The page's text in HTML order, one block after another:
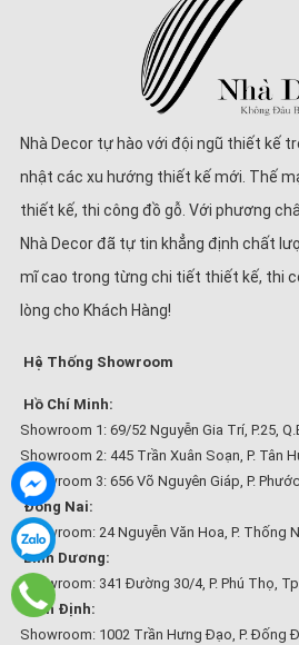
Nhà Decor tự hào với đội ngũ thiết kế
nhật các xu hướng thiết kế mới. Thế
thiết kế, thi công đồ gỗ. Với phương
Nhà Decor đã tự tin khẳng định chất
mĩ cao trong từng chi tiết thiết kế, thi
lòng cho Khách Hàng!
Hệ Thống Showroom
Hồ Chí Minh:
Showroom 1: 69/52 Nguyễn Gia Trí, P.25,
Showroom 2: 445 Trần Xuân Soạn, P. Tân
Showroom 3: 656 Võ Nguyên Giáp, P.
Đồng Nai:
Showroom: 24 Nguyễn Văn Hoa, P. Thống
Bình Dương:
Showroom: 341 Đường 30/4, P. Phú Thọ,
Bình Định:
Showroom: 1002 Trần Hưng Đạo, P. Đống